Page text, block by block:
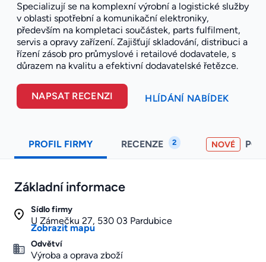
Specializují se na komplexní výrobní a logistické služby
v oblasti spotřební a komunikační elektroniky,
především na kompletaci součástek, parts fulfilment,
servis a opravy zařízení. Zajišťují skladování, distribuci a
řízení zásob pro průmyslové i retailové dodavatele, s
důrazem na kvalitu a efektivní dodavatelské řetězce.
NAPSAT RECENZI HLÍDÁNÍ NABÍDEK
PROFIL FIRMY RECENZE 2 NOVÉ
Základní informace
Sídlo firmy
U Zámečku 27, 530 03 Pardubice
Zobrazit mapu
Odvětví
Výroba a oprava zboží